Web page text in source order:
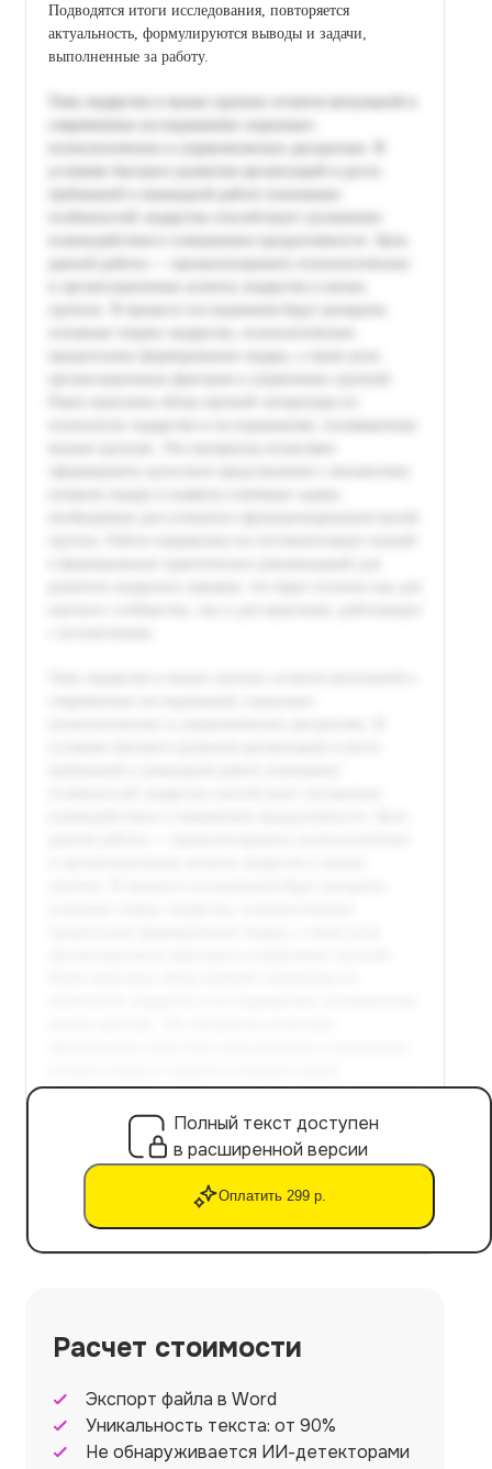
Подводятся итоги исследования, повторяется
актуальность, формулируются выводы и задачи,
выполненные за работу.
Полный текст доступен
в расширенной версии
Оплатить 299 р.
Расчет стоимости
Экспорт файла в Word
Уникальность текста: от 90%
Не обнаруживается ИИ-детекторами